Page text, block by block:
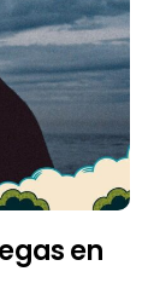
en